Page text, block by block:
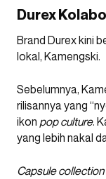
Durex
Brand Durex kini
lokal, Kamengski.
Sebelumnya,
rilisannya yang
ikon pop culture.
yang lebih nakal
Capsule collection